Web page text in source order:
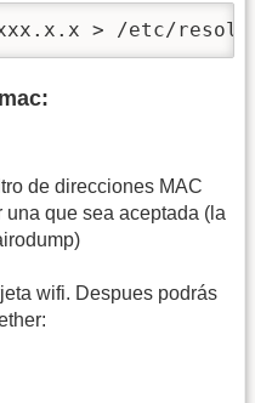
> /etc/
de direcciones MAC
que sea aceptada (la
wifi. Despues podrás